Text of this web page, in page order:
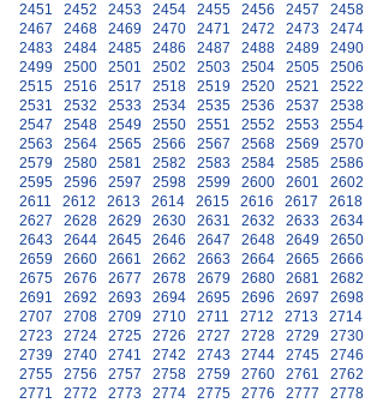
2451
2452 2453 2454 2455 2456 2457 2458
2467
2468 2469 2470 2471 2472 2473 2474
2483
2484 2485 2486 2487 2488 2489 2490
2499
2500 2501 2502 2503 2504 2505 2506
2515
2516 2517 2518 2519 2520 2521 2522
2531
2532 2533 2534 2535 2536 2537 2538
2547
2548 2549 2550 2551 2552 2553 2554
2563
2564 2565 2566 2567 2568 2569 2570
2579
2580 2581 2582 2583 2584 2585 2586
2595
2596 2597 2598 2599 2600 2601 2602
2611
2612 2613 2614 2615 2616 2617 2618
2627
2628 2629 2630 2631 2632 2633 2634
2643
2644 2645 2646 2647 2648 2649 2650
2659
2660 2661 2662 2663 2664 2665 2666
2675
2676 2677 2678 2679 2680 2681 2682
2691
2692 2693 2694 2695 2696 2697 2698
2707
2708 2709 2710 2711 2712 2713 2714
2723
2724 2725 2726 2727 2728 2729 2730
2739
2740 2741 2742 2743 2744 2745 2746
2755
2756 2757 2758 2759 2760 2761 2762
2771
2772 2773 2774 2775 2776 2777 2778